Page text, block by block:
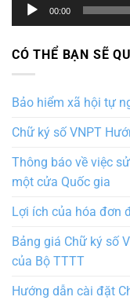
00:00
CÓ THỂ BẠN SẼ
Bảo hiểm xã hội tự
Chữ ký số VNPT
Thông báo về việc
một cửa Quốc gia
Lợi ích của hóa đơn
Bảng giá Chữ ký số
của Bộ TTTT
Hướng dẫn cài đặt